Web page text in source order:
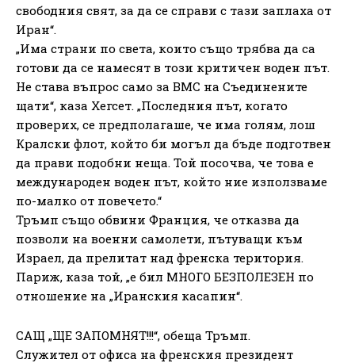
свободния свят, за да се справи с тази заплаха от
Иран“.
„Има страни по света, които също трябва да са
готови да се намесят в този критичен воден път.
Не става въпрос само за ВМС на Съединените
щати“, каза Хегсет. „Последния път, когато
проверих, се предполагаше, че има голям, лош
Кралски флот, който би могъл да бъде подготвен
да прави подобни неща. Той посочва, че това е
международен воден път, който ние използваме
по-малко от повечето.“
Тръмп също обвини Франция, че отказва да
позволи на военни самолети, пътуващи към
Израел, да прелитат над френска територия.
Париж, каза той, „е бил МНОГО БЕЗПОЛЕЗЕН по
отношение на „Иранския касапин“.
САЩ „ЩЕ ЗАПОМНЯТ!!!“, обеща Тръмп.
Служител от офиса на френския президент